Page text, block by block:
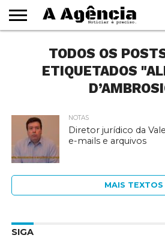
CADERNOS
SEÇÕES
ESPECIAIS
COMO
AJUDAR
CONTATOTODOS OS
ETIQUETADOS
NOTAS
Diretor jurídico da
e-mails e arquivos
MAIS TEXTOS
SIGA